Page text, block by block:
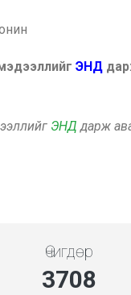
ЭНД
ЭНД дарж
Өчигдөр
4279